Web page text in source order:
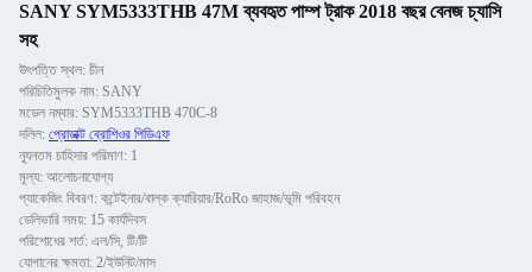
SANY SYM5333THB 47M ব্যবহৃত পাম্প ট্রাক 2018 বছর বেনজ চ্যাসি
সহ
উৎপত্তি স্থল: চীন
পরিচিতিমুলক নাম: SANY
মডেল নম্বার: SYM5333THB 470C-8
দলিল: প্রোডাক্ট ব্রোশিওর পিডিএফ
ন্যূনতম চাহিদার পরিমাণ: 1
মূল্য: আলোচনাযোগ্য
প্যাকেজিং বিবরণ: কন্টেইনার/বাল্ক ক্যারিয়ার/RoRo জাহাজ/ভূমি পরিবহন
ডেলিভারি সময়: 15 কার্যদিবস
পরিশোধের শর্ত: এল/সি, টি/টি
যোগানের ক্ষমতা: 2/ইউনিট/মাস